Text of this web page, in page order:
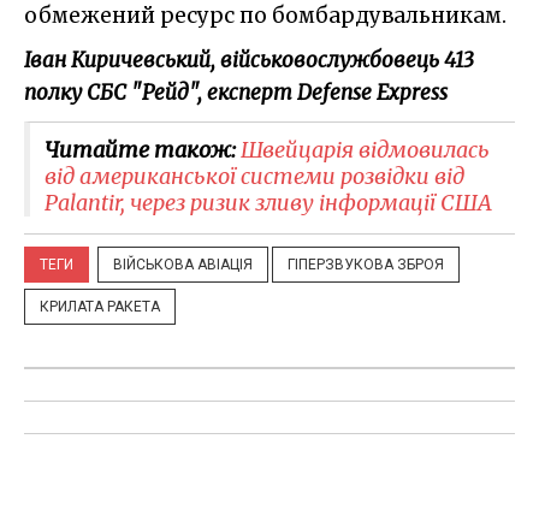
обмежений ресурс по бомбардувальникам.
Іван Киричевський, військовослужбовець 413
полку СБС "Рейд", експерт Defense Express
Читайте також:Швейцарія відмовилась
від американської системи розвідки від
Palantir, через ризик зливу інформації США
ТЕГИ ВІЙСЬКОВА АВІАЦІЯ ГІПЕРЗВУКОВА ЗБРОЯ
КРИЛАТА РАКЕТА